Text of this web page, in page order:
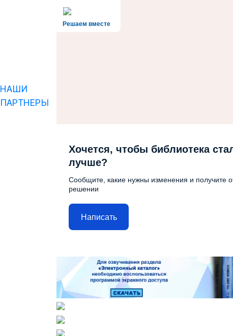
НАШИ
ПАРТНЕРЫ
Решаем вместе
Хочется, чтобы библиотека
лучше?
Сообщите, какие нужны изменения и получите
решении
Написать